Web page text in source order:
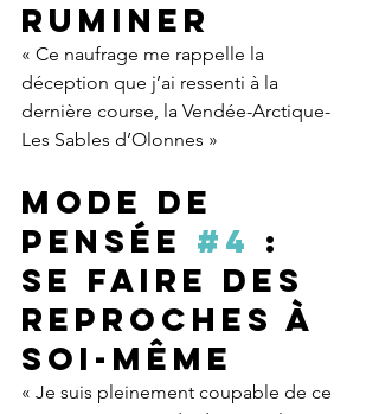
Ruminer
« Ce naufrage me rappelle la
déception que j’ai ressenti à la
dernière course, la Vendée-Arctique-
Les Sables d’Olonnes »
Mode de
pensée #4 :
Se faire des
reproches à
soi-même
« Je suis pleinement coupable de ce